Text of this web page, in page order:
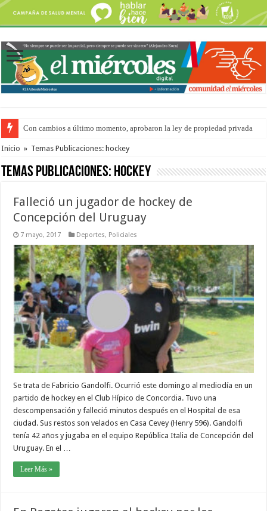
Con cambios a último momento, aprobaron la ley de propiedad privada
Adopción en Entre Ríos: el 35% de los 90 niños, niñas y adolescentes que
Inicio » Temas Publicaciones: hockey
Temas Publicaciones: hockey
Falleció un jugador de hockey de
Concepción del Uruguay
7 mayo, 2017 Deportes, Policiales
Se trata de Fabricio Gandolfi. Ocurrió este domingo al mediodía en un
partido de hockey en el Club Hípico de Concordia. Tuvo una
descompensación y falleció minutos después en el Hospital de esa
ciudad. Sus restos son velados en Casa Cevey (Henry 596). Gandolfi
tenía 42 años y jugaba en el equipo República Italia de Concepción del
Uruguay. En el …
Leer Más »